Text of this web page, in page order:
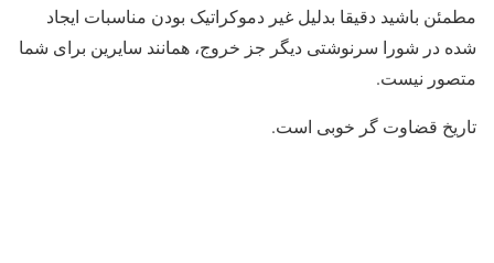
مطمئن باشید دقیقا بدلیل غیر دموکراتیک بودن مناسبات ایجاد
شده در شورا سرنوشتی دیگر جز خروج، همانند سایرین برای شما
متصور نیست.
تاریخ قضاوت گر خوبی است.